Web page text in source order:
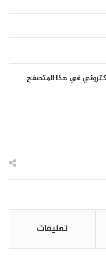
في هذا المتصفح
تعليقات